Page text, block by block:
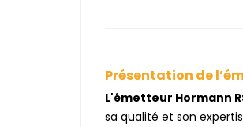
Présentation de
L'émetteur Hormann
sa qualité et son